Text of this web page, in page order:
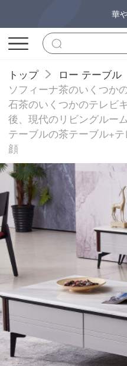
華
トップ
ロー テーブル
ソフィーナ茶のいくつか
石茶のいくつかのテレビ
後、現代のリビングルー
テーブルの茶テーブル+
顔